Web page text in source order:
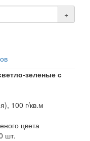
+
зеленые с
100 г/кв.м
цвета
шт.